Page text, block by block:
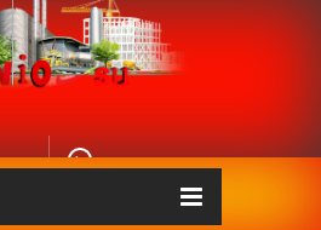
КОНТАКТЫ